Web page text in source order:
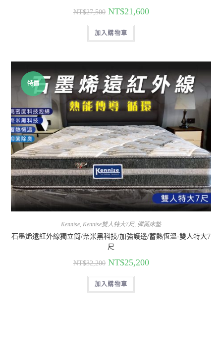
NT$27,500 NT$21,600
加入購物車
特價
Kennise Kennise雙人特大7尺, 彈簧床墊
石墨烯遠紅外線獨立筒/奈米黑科技/加強護邊/蓄熱恆溫-雙人特大7
尺
NT$32,200 NT$25,200
加入購物車